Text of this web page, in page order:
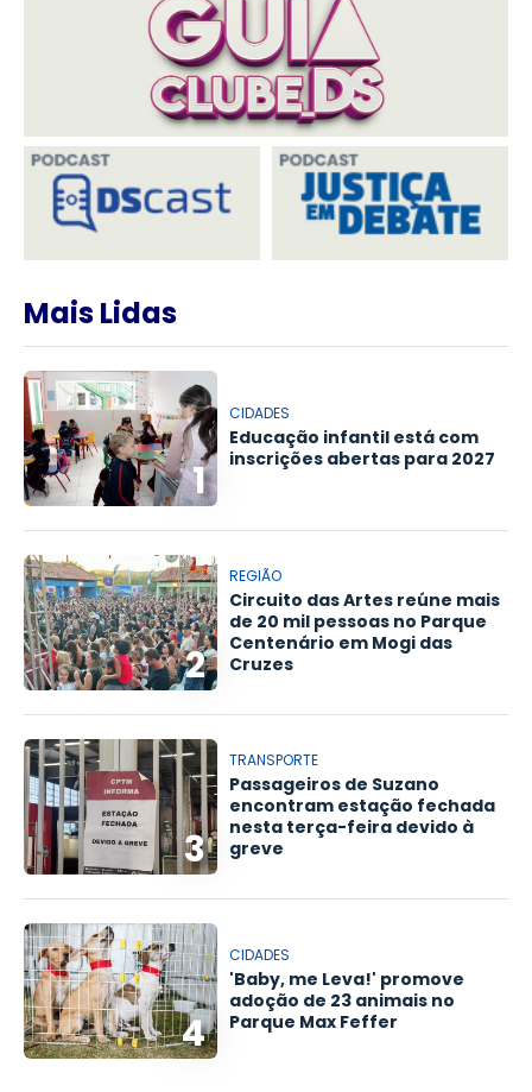
Mais Lidas
1
CIDADES
Educação infantil está com
inscrições abertas para 2027
2
REGIÃO
Circuito das Artes reúne mais
de 20 mil pessoas no Parque
Centenário em Mogi das
Cruzes
3
TRANSPORTE
Passageiros de Suzano
encontram estação fechada
nesta terça-feira devido à
greve
4
CIDADES
'Baby, me Leva!' promove
adoção de 23 animais no
Parque Max Feffer